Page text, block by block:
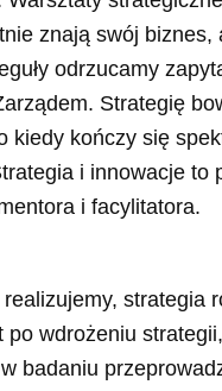
znają swój
odrzucamy
Strategię
kiedy kończy się
i innowacje
i facylitatora.
strategia
wdrożeniu
badaniu